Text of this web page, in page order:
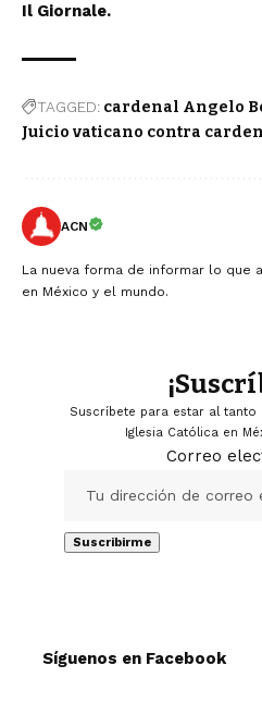
Il Giornale.
TAGGED: cardenal Angelo
Juicio vaticano contra
ACN
La nueva forma de informar lo que
en México y el mundo.
Suscríbete para estar al
Iglesia Católica en
Correo
Síguenos en Facebook